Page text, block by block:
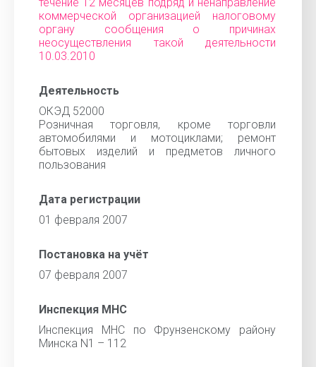
коммерческой организацией налоговому
органу сообщения о причинах
неосуществления такой деятельности
10.03.2010
Деятельность
ОКЭД 52000
Розничная торговля, кроме торговли
автомобилями и мотоциклами; ремонт
бытовых изделий и предметов личного
пользования
Дата регистрации
01 февраля 2007
Постановка на учёт
07 февраля 2007
Инспекция МНС
Инспекция МНС по Фрунзенскому району
Минска N1 – 112